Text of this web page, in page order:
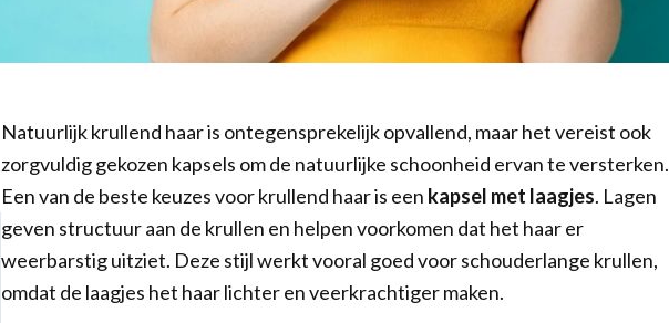
Natuurlijk krullend haar is ontegensprekelijk opvallend, maar het vereist ook
zorgvuldig gekozen kapsels om de natuurlijke schoonheid ervan te versterken.
Een van de beste keuzes voor krullend haar is een kapsel met laagjes. Lagen
geven structuur aan de krullen en helpen voorkomen dat het haar er
weerbarstig uitziet. Deze stijl werkt vooral goed voor schouderlange krullen,
omdat de laagjes het haar lichter en veerkrachtiger maken.